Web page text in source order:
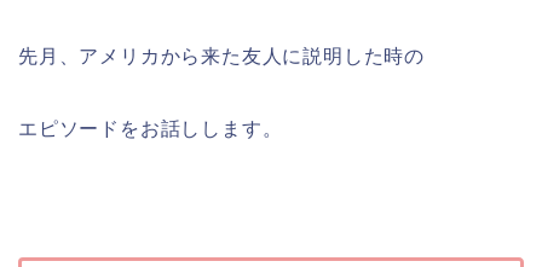
先月、アメリカから来た友人に説明した時の
エピソードをお話しします。